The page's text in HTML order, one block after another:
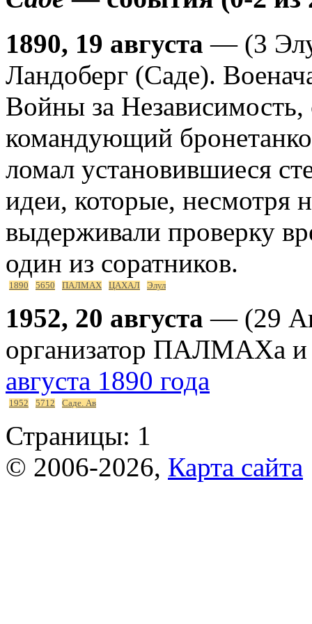
1890, 19 августа — (3
Ландоберг (Саде).
Войны за
командующий
ломал установившиеся
идеи, которые, несмотря
выдерживали проверку
один из соратников.
1890 5650 ПАЛМАХ ЦАХАЛ Элул
1952, 20 августа — (29
организатор ПАЛМАХа
августа 1890 года
1952 5712 Саде. Ав
Страницы: 1
© 2006-2026, Карта сайта